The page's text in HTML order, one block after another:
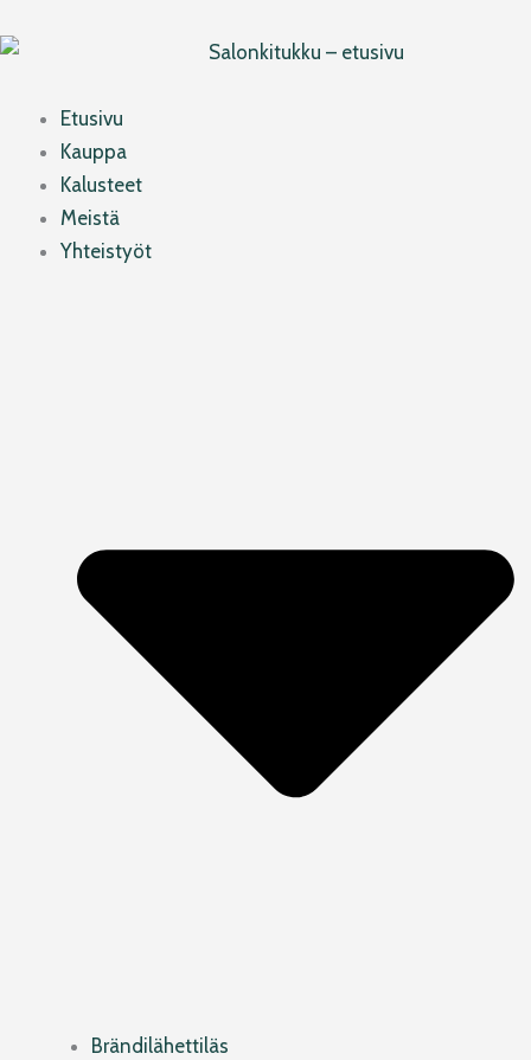
sisältöön
Etusivu
Kauppa
Kalusteet
Meistä
Yhteistyöt
Brändilähettiläs